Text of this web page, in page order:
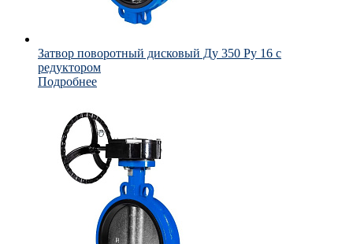
Затвор поворотный дисковый Ду 350 Ру 16 с
редуктором
Подробнее